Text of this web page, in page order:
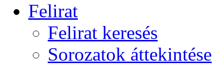
Felirat
Felirat keresés
Sorozatok áttekintése